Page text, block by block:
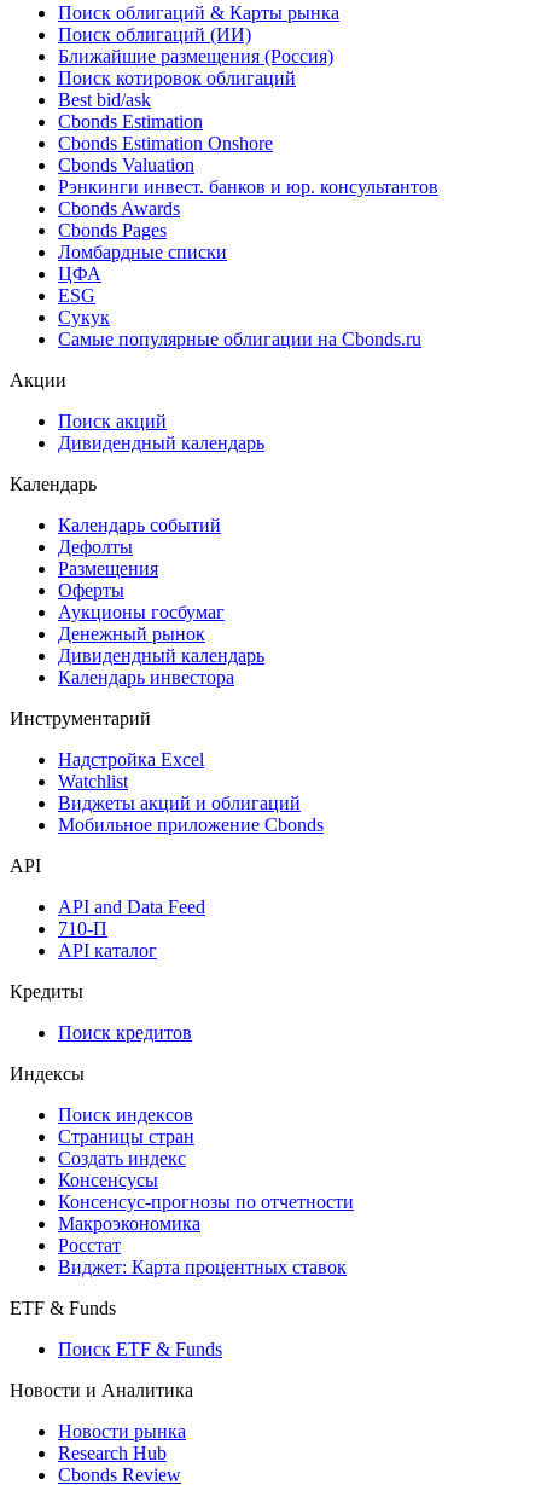
11.02.2014
Облигации
Поиск облигаций & Карты рынка
Поиск облигаций (ИИ)
Ближайшие размещения (Россия)
Поиск котировок облигаций
Best bid/ask
Cbonds Estimation
Cbonds Estimation Onshore
Cbonds Valuation
Рэнкинги инвест. банков и юр. консультантов
Cbonds Awards
Cbonds Pages
Ломбардные списки
ESG
Самые популярные облигации на Cbonds.ru
Дивидендный календарь
Календарь
Календарь событий
Дефолты
Размещения
Оферты
Аукционы госбумаг
Денежный рынок
Календарь инвестора
Инструментарий
Надстройка Excel
Мобильное приложение Cbonds
API
API and Data Feed
API каталог
Кредиты
Поиск кредитов
Индексы
Поиск индексов
Страницы стран
Создать индекс
Консенсусы
Консенсус-прогнозы по отчетности
Макроэкономика
Виджет: Карта процентных ставок
ETF & Funds
Поиск ETF & Funds
Новости и Аналитика